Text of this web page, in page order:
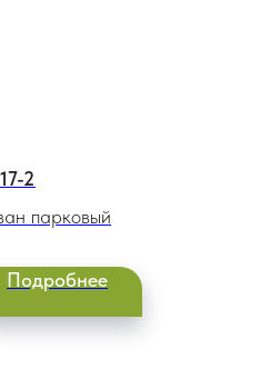
2
парковый
Подробнее